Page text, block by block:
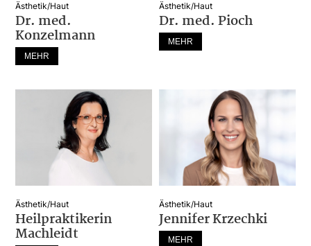
Ästhetik/Haut
Dr. med.
Konzelmann
MEHR
Ästhetik/Haut
Dr. med. Pioch
MEHR
Ästhetik/Haut
Heilpraktikerin
Machleidt
Ästhetik/Haut
Jennifer Krzechki
MEHR